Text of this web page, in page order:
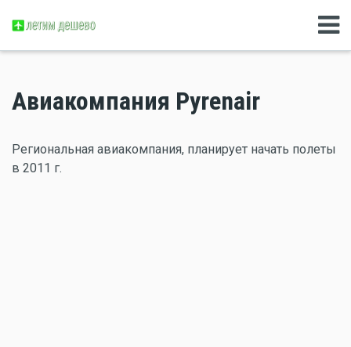
Авиакомпания Pyrenair
Региональная авиакомпания, планирует начать полеты
в 2011 г.